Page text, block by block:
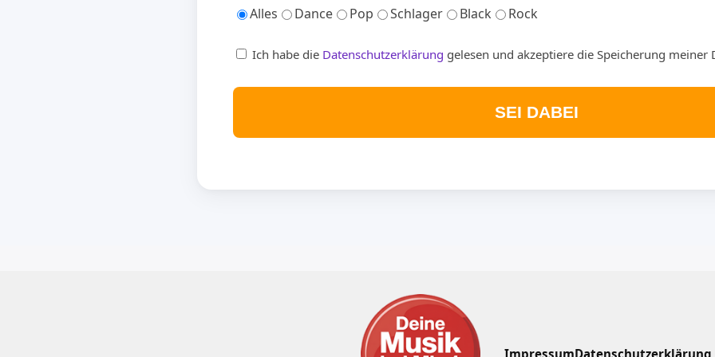
Alles
Dance Pop Schlager Black Rock
Ich habe die Datenschutzerklärung gelesen und akzeptiere die Speicherung meiner
SEI DABEI